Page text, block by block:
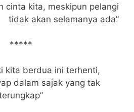
cinta kita, meskipun pelangi
tidak akan selamanya ada”
*****
kita berdua ini terhenti,
dalam sajak yang tak